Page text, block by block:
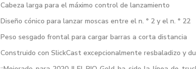
Cabeza larga para el máximo control de lanzamiento
Diseño cónico para lanzar moscas entre el n. ° 2 y el n. ° 22
Peso sesgado frontal para cargar barras a corta distancia
Construido con SlickCast excepcionalmente resbaladizo y